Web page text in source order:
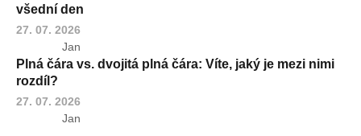
všední den
27. 07. 2026
Jan
Plná čára vs. dvojitá plná čára: Víte, jaký je mezi nimi
rozdíl?
27. 07. 2026
Jan